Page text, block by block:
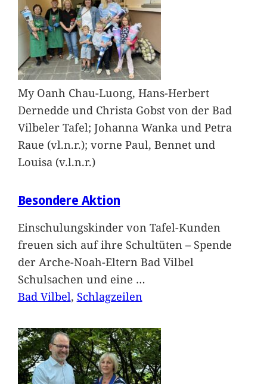
My Oanh Chau-Luong, Hans-Herbert
Dernedde und Christa Gobst von der Bad
Vilbeler Tafel; Johanna Wanka und Petra
Raue (vl.n.r.); vorne Paul, Bennet und
Louisa (v.l.n.r.)
Besondere Aktion
Einschulungskinder von Tafel-Kunden
freuen sich auf ihre Schultüten – Spende
der Arche-Noah-Eltern Bad Vilbel
Schulsachen und eine …
Bad Vilbel, Schlagzeilen